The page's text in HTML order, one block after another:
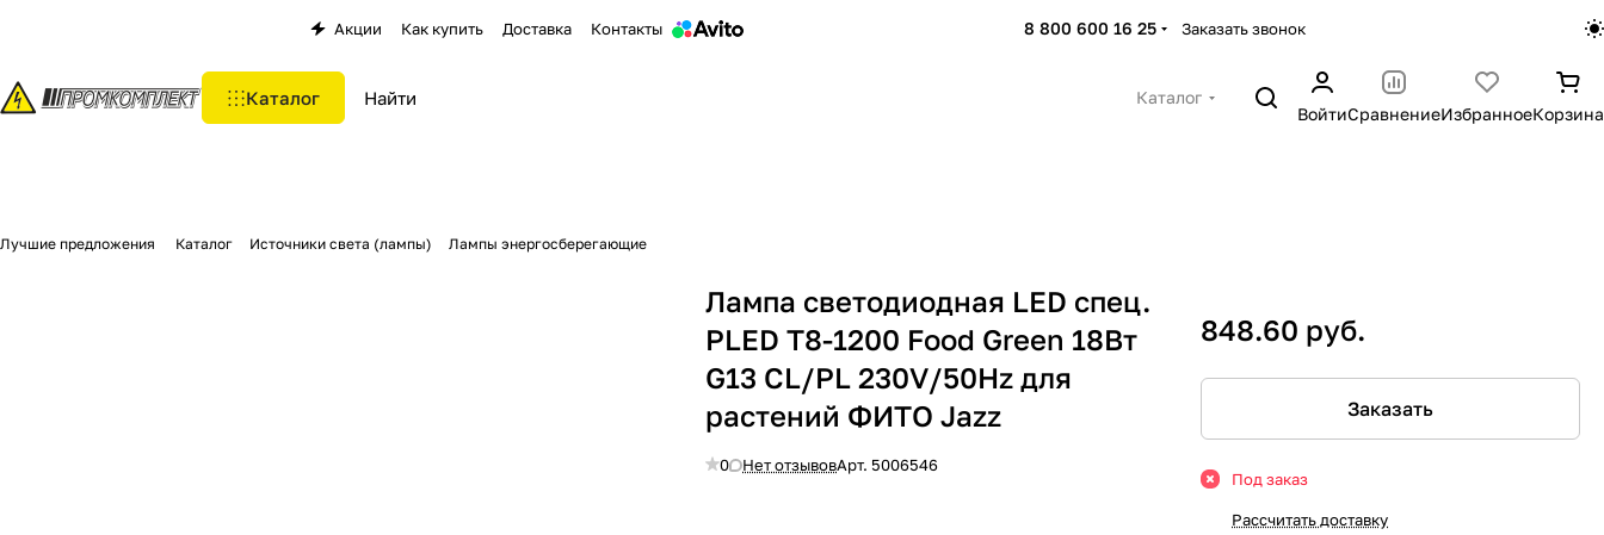
Акции Как купить Доставка Контакты 8 800 600 16 25 Заказать звонок
Каталог
Каталог
ВойтиСравнениеИзбранноеКорзина
Лучшие предложения Каталог Источники света (лампы) Лампы энергосберегающие
Лампа светодиодная LED спец.
PLED T8-1200 Food Green 18Вт
G13 CL/PL 230V/50Hz для
растений ФИТО Jazz
0 Нет отзывовАрт. 5006546
848.60 руб.
Заказать
Под заказ
Рассчитать доставку